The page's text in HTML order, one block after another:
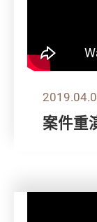
案件重